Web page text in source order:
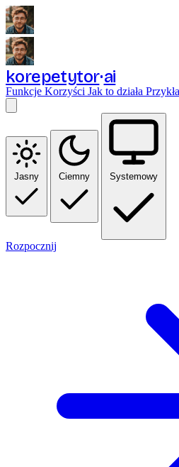
korepetytor ai
Funkcje Korzyści Jak to działa
Jasny Ciemny Systemowy
Rozpocznij